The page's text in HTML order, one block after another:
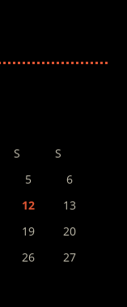
S
S
5
6
12
13
19
20
26
27